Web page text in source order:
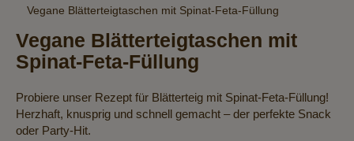
Vegane Blätterteigtaschen mit Spinat-Feta-Füllung
Vegane Blätterteigtaschen mit
Spinat-Feta-Füllung
Probiere unser Rezept für Blätterteig mit Spinat-Feta-Füllung!
Herzhaft, knusprig und schnell gemacht – der perfekte Snack
oder Party-Hit.